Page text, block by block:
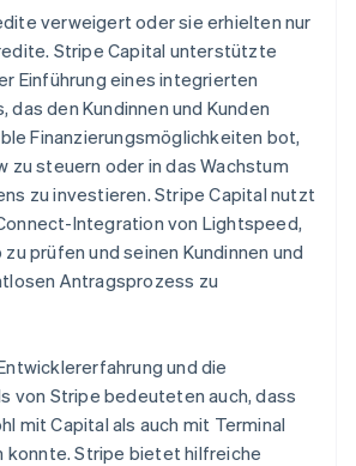
verweigert oder sie erhielten nur
Stripe Capital unterstützte
Einführung eines integrierten
das den Kundinnen und Kunden
Finanzierungsmöglichkeiten bot,
zu steuern oder in das Wachstum
zu investieren. Stripe Capital nutzt
Integration von Lightspeed,
prüfen und seinen Kundinnen und
Antragsprozess zu
und die
von Stripe bedeuteten auch, dass
mit Capital als auch mit Terminal
konnte. Stripe bietet hilfreiche